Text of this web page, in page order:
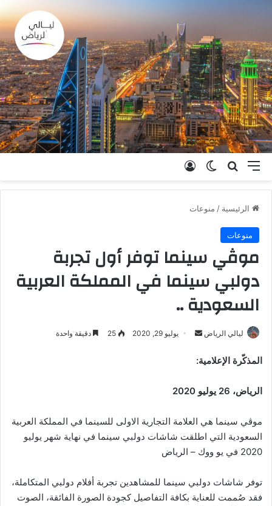
القائمة بحث عنالوضع المظلم
الرئيسية / منوعات
منوعات
موڤي سينما توفر أول تجربة
دولبي سينما في المملكة العربية
السعودية ..
ليالي الرياض
أرسل يوليو 29, 2020 25 دقيقة واحدة
المذكّرة الإعلامية:
الرياض، 26 يوليو 2020
موڤي سينما هي العلامة التجارية الاولى للسينما في المملكة العربية
السعودية التي اطلقت شاشات دولبي سينما في نهاية شهر يوليو
2020 في يو ووك – الرياض
توفر شاشات دولبي سينما للمشاهدين تجربة أفلام دولبي المتكاملة،
فقد صُممت للعناية بكافة التفاصيل كجودة الصورة الفائقة، الصوت